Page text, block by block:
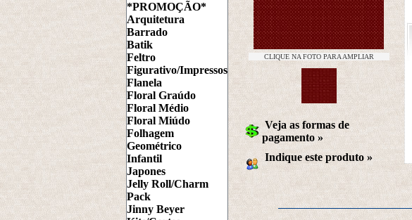
*PROMOÇÃO*
Arquitetura
Barrado
Batik
Feltro
Figurativo/Impressos
Flanela
Floral Graúdo
Floral Médio
Floral Miúdo
Folhagem
Geométrico
Infantil
Japones
Jelly Roll/Charm
Pack
Jinny Beyer
CLIQUE NA FOTO PARA AMPLIAR
Veja as formas de
pagamento »
Indique este produto »